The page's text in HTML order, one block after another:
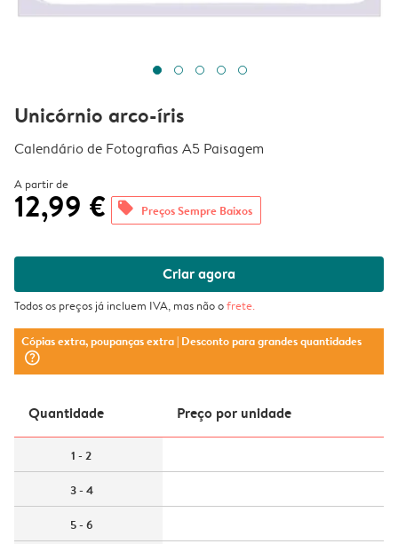
Unicórnio arco-íris
Calendário de Fotografias A5 Paisagem
A partir de
12,99 € offers Preços Sempre Baixos
Criar agora
Todos os preços já incluem IVA, mas não ofrete.
Cópias extra, poupanças extra| Desconto para grandes quantidades
question_mark_circle
Quantidade Preço por unidade
1 - 2
3 - 4
5 - 6